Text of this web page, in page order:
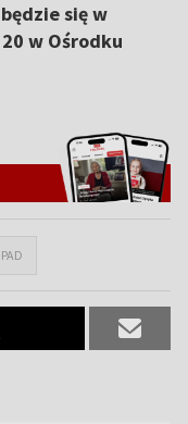
się w
w Ośrodku